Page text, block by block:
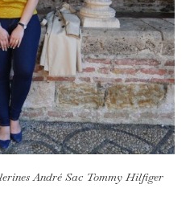
André Sac Tommy Hilfiger